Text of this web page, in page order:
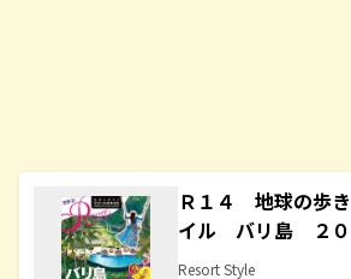
Ｒ１４ 地球の歩
イル バリ島 ２０
Resort Style